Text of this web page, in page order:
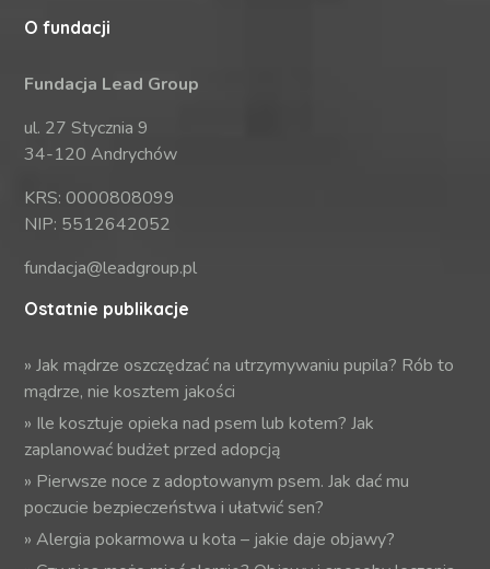
O fundacji
Fundacja Lead Group
ul. 27 Stycznia 9
34-120 Andrychów
KRS: 0000808099
NIP: 5512642052
fundacja@leadgroup.pl
Ostatnie publikacje
»Jak mądrze oszczędzać na utrzymywaniu pupila? Rób to
mądrze, nie kosztem jakości
» Ile kosztuje opieka nad psem lub kotem? Jak
zaplanować budżet przed adopcją
» Pierwsze noce z adoptowanym psem. Jak dać mu
poczucie bezpieczeństwa i ułatwić sen?
»Alergia pokarmowa u kota – jakie daje objawy?